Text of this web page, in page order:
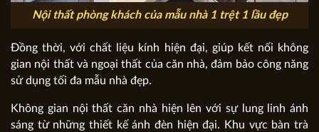
Nội thất phòng khách của mẫu nhà 1 trệt 1 lầu đẹp
Đồng thời, với chất liệu kính hiện đại, giúp kết nối không
gian nội thất và ngoại thất của căn nhà, đảm bảo công năng
sử dụng tối đa mẫu nhà đẹp.
Không gian nội thất căn nhà hiện lên với sự lung linh ánh
sáng từ những thiết kế ánh đèn hiện đại. Khu vực bàn trà